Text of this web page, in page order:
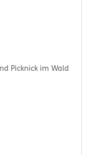
Picknick im Wald